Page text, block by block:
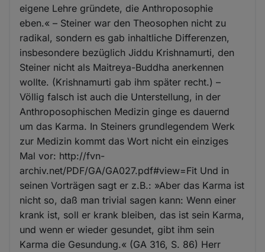
eigene Lehre gründete, die Anthroposophie
eben.« – Steiner war den Theosophen nicht zu
radikal, sondern es gab inhaltliche Differenzen,
insbesondere bezüglich Jiddu Krishnamurti, den
Steiner nicht als Maitreya-Buddha anerkennen
wollte. (Krishnamurti gab ihm später recht.) –
Völlig falsch ist auch die Unterstellung, in der
Anthroposophischen Medizin ginge es dauernd
um das Karma. In Steiners grundlegendem Werk
zur Medizin kommt das Wort nicht ein einziges
Mal vor: http://fvn-
archiv.net/PDF/GA/GA027.pdf#view=Fit Und in
seinen Vorträgen sagt er z.B.: »Aber das Karma ist
nicht so, daß man trivial sagen kann: Wenn einer
krank ist, soll er krank bleiben, das ist sein Karma,
und wenn er wieder gesundet, gibt ihm sein
Karma die Gesundung.« (GA 316, S. 86) Herr